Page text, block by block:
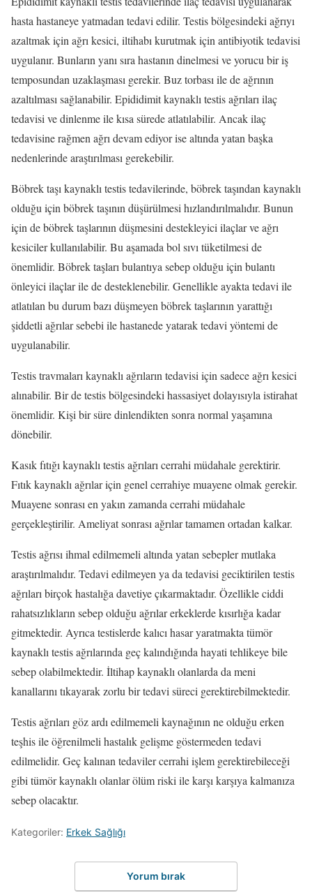
hasta hastaneye yatmadan tedavi edilir. Testis bölgesindeki ağrıyı
azaltmak için ağrı kesici, iltihabı kurutmak için antibiyotik tedavisi
uygulanır. Bunların yanı sıra hastanın dinelmesi ve yorucu bir iş
temposundan uzaklaşması gerekir. Buz torbası ile de ağrının
azaltılması sağlanabilir. Epididimit kaynaklı testis ağrıları ilaç
tedavisi ve dinlenme ile kısa sürede atlatılabilir. Ancak ilaç
tedavisine rağmen ağrı devam ediyor ise altında yatan başka
nedenlerinde araştırılması gerekebilir.
Böbrek taşı kaynaklı testis tedavilerinde, böbrek taşından kaynaklı
olduğu için böbrek taşının düşürülmesi hızlandırılmalıdır. Bunun
için de böbrek taşlarının düşmesini destekleyici ilaçlar ve ağrı
kesiciler kullanılabilir. Bu aşamada bol sıvı tüketilmesi de
önemlidir. Böbrek taşları bulantıya sebep olduğu için bulantı
önleyici ilaçlar ile de desteklenebilir. Genellikle ayakta tedavi ile
atlatılan bu durum bazı düşmeyen böbrek taşlarının yarattığı
şiddetli ağrılar sebebi ile hastanede yatarak tedavi yöntemi de
uygulanabilir.
Testis travmaları kaynaklı ağrıların tedavisi için sadece ağrı kesici
alınabilir. Bir de testis bölgesindeki hassasiyet dolayısıyla istirahat
önemlidir. Kişi bir süre dinlendikten sonra normal yaşamına
dönebilir.
Kasık fıtığı kaynaklı testis ağrıları cerrahi müdahale gerektirir.
Fıtık kaynaklı ağrılar için genel cerrahiye muayene olmak gerekir.
Muayene sonrası en yakın zamanda cerrahi müdahale
gerçekleştirilir. Ameliyat sonrası ağrılar tamamen ortadan kalkar.
Testis ağrısı ihmal edilmemeli altında yatan sebepler mutlaka
araştırılmalıdır. Tedavi edilmeyen ya da tedavisi geciktirilen testis
ağrıları birçok hastalığa davetiye çıkarmaktadır. Özellikle ciddi
rahatsızlıkların sebep olduğu ağrılar erkeklerde kısırlığa kadar
gitmektedir. Ayrıca testislerde kalıcı hasar yaratmakta tümör
kaynaklı testis ağrılarında geç kalındığında hayati tehlikeye bile
sebep olabilmektedir. İltihap kaynaklı olanlarda da meni
kanallarını tıkayarak zorlu bir tedavi süreci gerektirebilmektedir.
Testis ağrıları göz ardı edilmemeli kaynağının ne olduğu erken
teşhis ile öğrenilmeli hastalık gelişme göstermeden tedavi
edilmelidir. Geç kalınan tedaviler cerrahi işlem gerektirebileceği
gibi tümör kaynaklı olanlar ölüm riski ile karşı karşıya kalmanıza
sebep olacaktır.
Kategoriler: Erkek Sağlığı
Yorum bırak